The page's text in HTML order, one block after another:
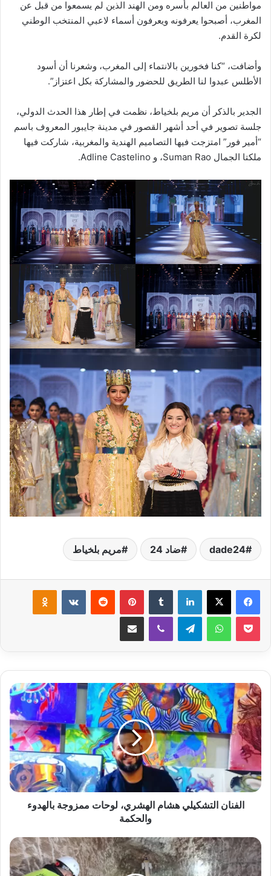
مواطنين من العالم بأسره ومن الهند الذين لم يسمعوا من قبل عن
المغرب، أصبحوا يعرفونه ويعرفون أسماء لاعبي المنتخب الوطني
لكرة القدم.
وأضافت، “كنا فخورين بالانتماء إلى المغرب، وشعرنا أن أسود
الأطلس عبدوا لنا الطريق للحضور والمشاركة بكل اعتزاز”.
الجدير بالذكر أن مريم بلخياط، نظمت في إطار هذا الحدث الدولي،
جلسة تصوير في أحد أشهر القصور في مدينة جايبور المعروف باسم
“أمير فور” امتزجت فيها التصاميم الهندية والمغربية، شاركت فيها
ملكتا الجمال Suman Rao، و Adline Castelino.
dade24 ضاد 24 مريم بلخياط
لينكدإن بينتيريست
‫Pocket واتساب تيلقرام ڤايبر مشاركة عبر البريد
الفنان
التشكيلي
هشام
الهشري،
لوحات
ممزوجة
بالهدوء
والحكمة
الفنان التشكيلي هشام الهشري، لوحات ممزوجة بالهدوء
والحكمة
الدار
البيضاء
الكبرى..